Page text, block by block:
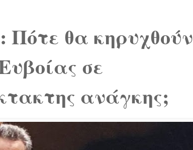
θα κηρυχθούν
σε
ανάγκης;